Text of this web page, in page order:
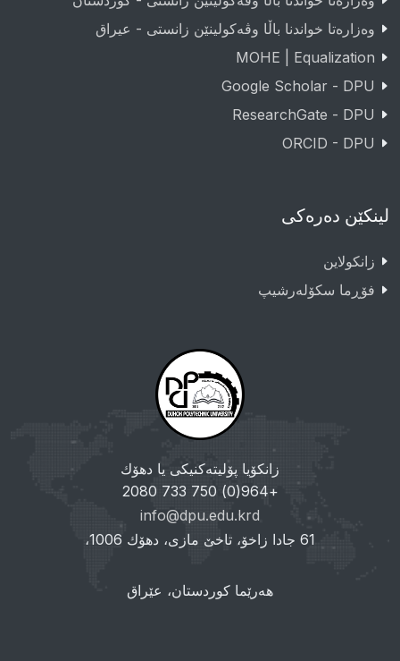
وەزارەتا خواندنا باڵا وڤەکولینێن زانستی - عيراق
MOHE | Equalization
Google Scholar - DPU
ResearchGate - DPU
ORCID - DPU
لینکێن دەرەکی
زانکولاین
فۆڕما سکۆلەرشیپ
زانکۆیا پۆلیتەکنیکی یا دهۆك
+964(0) 750 733 2080
info@dpu.edu.krd
61 جادا زاخۆ، تاخێ مازی، دهۆك 1006،
هەرێما کوردستان، عێراق